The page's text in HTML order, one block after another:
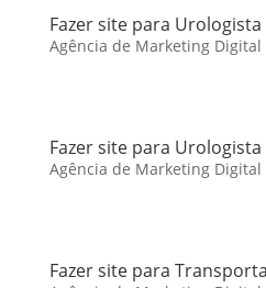
Fazer site para
Agência de Marketing Digital
Fazer site para Urologista
Agência de Marketing Digital
Fazer site para